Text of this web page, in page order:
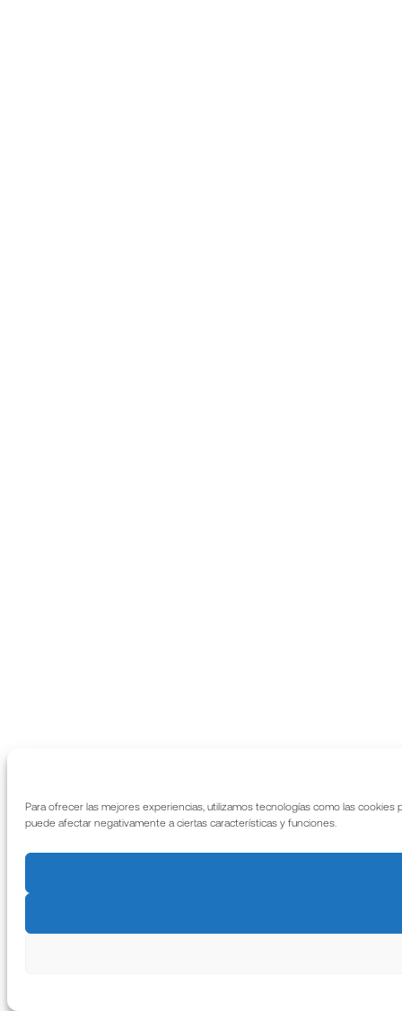
Para ofrecer las mejores experiencias, utilizamos tecnologías como las
puede afectar negativamente a ciertas características y funciones.